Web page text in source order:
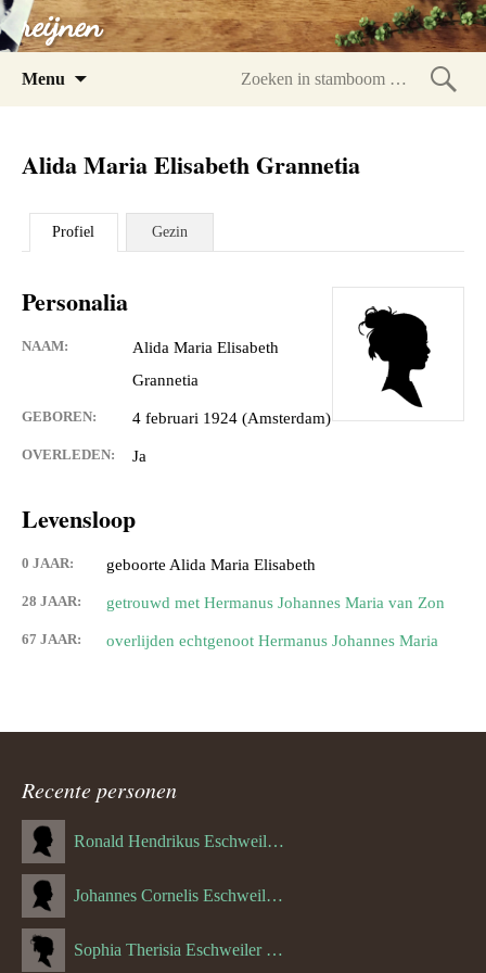
reijnen
Menu
Alida Maria Elisabeth Grannetia
Profiel Gezin
Personalia
NAAM:
Alida Maria Elisabeth
Grannetia
GEBOREN: 4 februari 1924 (Amsterdam)
OVERLEDEN: Ja
Levensloop
0 JAAR: geboorte Alida Maria Elisabeth
28 JAAR: getrouwd met Hermanus Johannes Maria van Zon
67 JAAR: overlijden echtgenoot Hermanus Johannes Maria
Recente personen
Ronald Hendrikus Eschweiler (04-12-1957)
Johannes Cornelis Eschweiler (06-10-1927)
Sophia Therisia Eschweiler (05-07-1923)